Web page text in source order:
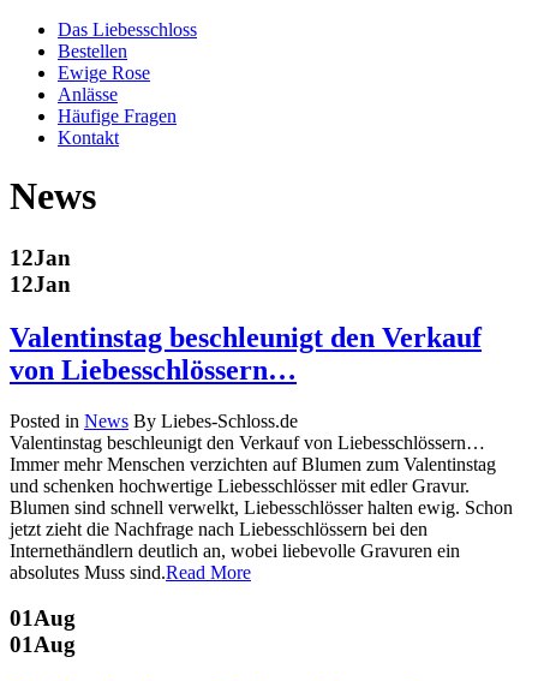
Das Liebesschloss
Bestellen
Ewige Rose
Anlässe
Häufige Fragen
Kontakt
News
12Jan
12Jan
Valentinstag beschleunigt den Verkauf
von Liebesschlössern…
Posted in News By Liebes-Schloss.de
Valentinstag beschleunigt den Verkauf von Liebesschlössern…
Immer mehr Menschen verzichten auf Blumen zum Valentinstag
und schenken hochwertige Liebesschlösser mit edler Gravur.
Blumen sind schnell verwelkt, Liebesschlösser halten ewig. Schon
jetzt zieht die Nachfrage nach Liebesschlössern bei den
Internethändlern deutlich an, wobei liebevolle Gravuren ein
absolutes Muss sind.Read More
01Aug
01Aug